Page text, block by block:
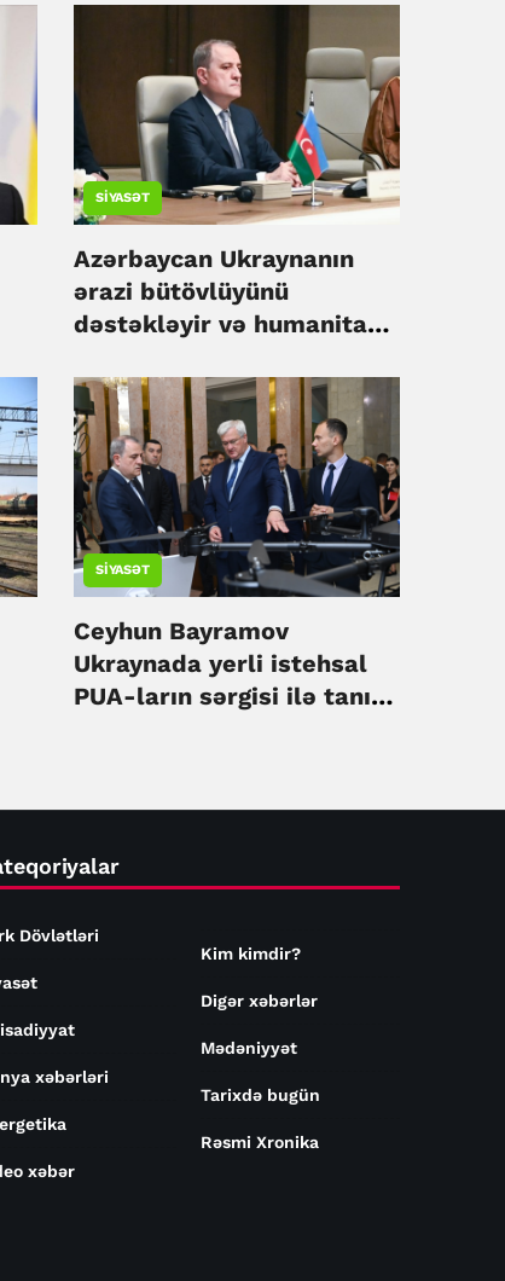
SIYASƏT
Azərbaycan Ukraynanın
ərazi bütövlüyünü
dəstəkləyir və humanitar
Ceyhun Bayramov
SIYASƏT
Ceyhun Bayramov
Ukraynada yerli istehsal
PUA-ların sərgisi ilə tanış
Dövlətləri
xəbərləri
xəbər
Kim kimdir?
Digər xəbərlər
Mədəniyyət
Tarixdə bugün
Rəsmi Xronika